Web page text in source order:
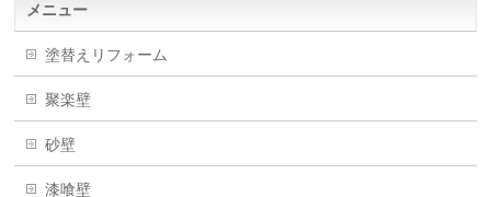
メニュー
塗替えリフォーム
聚楽壁
砂壁
漆喰壁